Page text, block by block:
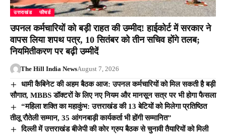
उत्तराखंड फीचर्ड
उपनल कर्मचारियों को बड़ी राहत की उम्मीद! हाईकोर्ट में सरकार ने
वापस लिया शपथ पत्र, 10 सितंबर को तीन सचिव होंगे तलब;
नियमितीकरण पर बढ़ी उम्मीदें
The Hill India NewsAugust 7, 2026
धामी कैबिनेट की अहम बैठक आज: उपनल कर्मचारियों को मिल सकती है बड़ी
सौगात, MBBS डॉक्टरों के लिए नए नियम और मानसून सत्र पर भी होगा फैसला
“महिला शक्ति का महाकुंभ: उत्तराखंड की 13 बेटियों को मिलेगा प्रतिष्ठित
तीलू रौतेली सम्मान, 35 आंगनबाड़ी कार्यकर्ता भी होंगी सम्मानित”
दिल्ली में उत्तराखंड बीजेपी की कोर ग्रुप बैठक से चुनावी तैयारियों को मिली